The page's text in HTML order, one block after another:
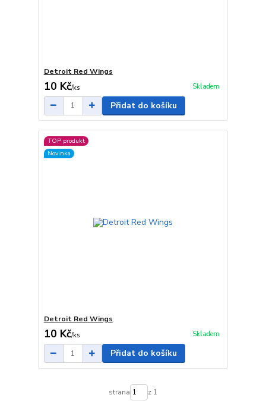
Detroit Red Wings
10 Kč/ks Skladem
Přidat do košíku
TOP produkt
Novinka
Detroit Red Wings
10 Kč/ks Skladem
Přidat do košíku
strana z 1